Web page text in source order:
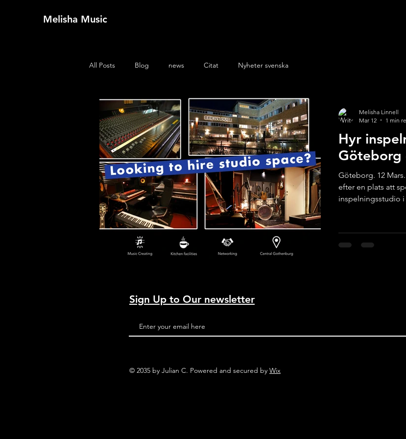
Melisha Music
All Posts Blog news Citat Nyheter svenska
Hyr
Göteborg
Göteborg. 12
efter en plats att
inspelningsstudio
kommit till en
skapande och
Melisha Linnell
Mar 12
1 min
Sign Up to Our newsletter
© 2035 by Julian C. Powered and secured by Wix